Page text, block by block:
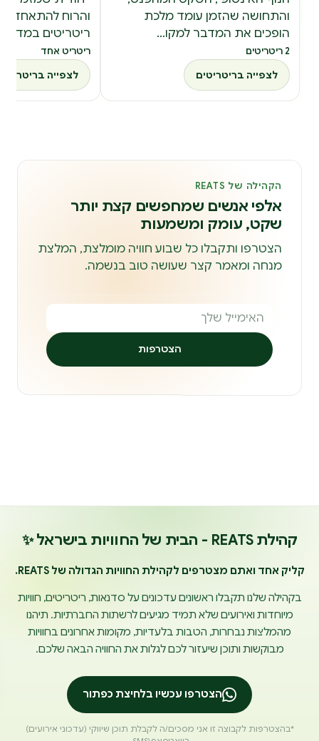
והתחושה שהזמן עומד מלכת
הופכים את המדבר למקו…
2 ריטריטים
לצפייה בריטריטים
והרוח להתאחד.
ריטריטים
ריטריט אחד
לצפייה
הקהילה של REATS
אלפי אנשים שמחפשים קצת יותר
שקט, עומק ומשמעות
הצטרפו ותקבלו כל שבוע חוויה מומלצת, המלצת
מנחה ומאמר קצר שעושה טוב בנשמה.
הצטרפות
קהילת REATS - הבית של החוויות בישראל ✨
קליק אחד ואתם מצטרפים לקהילת החוויות הגדולה של REATS.
בקהילה שלנו תקבלו ראשונים עדכונים על סדנאות, ריטריטים, חוויות
מיוחדות ואירועים שלא תמיד מגיעים לרשתות החברתיות. תיהנו
מהמלצות נבחרות, הטבות בלעדיות, מקומות אחרונים בחוויות
מבוקשות ותוכן שיעזור לכם לגלות את החוויה הבאה שלכם.
הצטרפו עכשיו בלחיצת כפתור
*בהצטרפות לקבוצה זו אני מסכים/ה לקבלת תוכן שיווקי (עדכוני אירועים)